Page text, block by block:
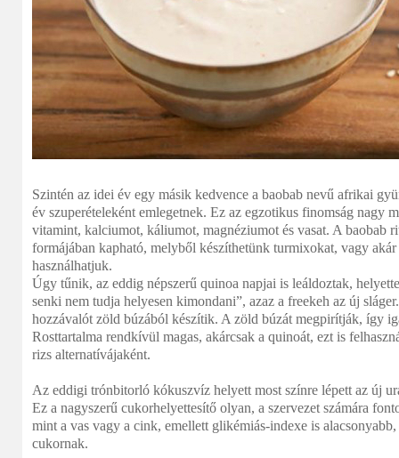
Szintén az idei év egy másik kedvence a baobab nevű afrikai
év szuperételeként emlegetnek. Ez az egzotikus finomság nagy
vitamint, kalciumot, káliumot, magnéziumot és vasat. A baobab
formájában kapható, melyből készíthetünk turmixokat, vagy akár
használhatjuk.
Úgy tűnik, az eddig népszerű quinoa napjai is leáldoztak,
senki nem tudja helyesen kimondani”, azaz a freekeh az új
hozzávalót zöld búzából készítik. A zöld búzát megpirítják, így
Rosttartalma rendkívül magas, akárcsak a quinoát, ezt is
rizs alternatívájaként.
Az eddigi trónbitorló kókuszvíz helyett most színre lépett az új
Ez a nagyszerű cukorhelyettesítő olyan, a szervezet számára
mint a vas vagy a cink, emellett glikémiás-indexe is
cukornak.